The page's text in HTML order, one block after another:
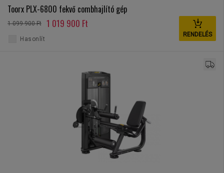
Toorx PLX-6800 fekvő combhajlító gép
1 099 900 Ft 1 019 900 Ft
RENDELÉS
Hasonlít